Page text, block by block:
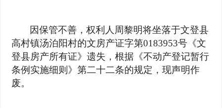
因保管不善，权利人周黎明将坐落于文登县
高村镇汤泊阳村的文房产证字第0183953号《文
登县房产所有证》遗失，根据《不动产登记暂行
条例实施细则》第二十二条的规定，现声明作
废。